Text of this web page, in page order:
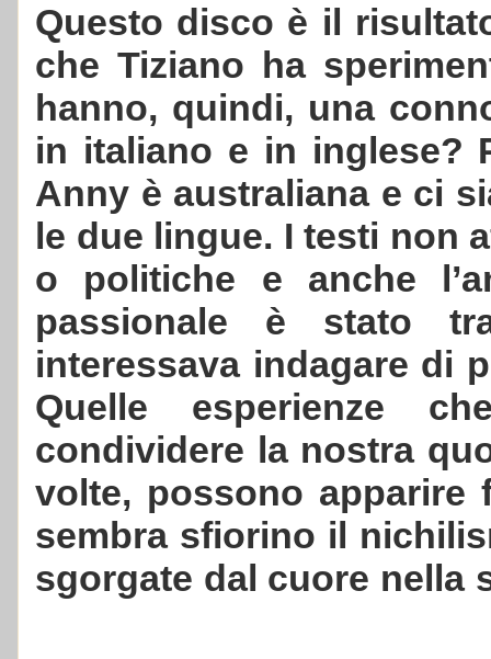
Questo disco è il
che Tiziano ha
hanno, quindi, una
in italiano e in inglese?
Anny è australiana e ci
le due lingue. I testi non
o politiche e anche
passionale è stato
interessava indagare di
Quelle esperienze
condividere la nostra
volte, possono apparire
sembra sfiorino il
sgorgate dal cuore nella